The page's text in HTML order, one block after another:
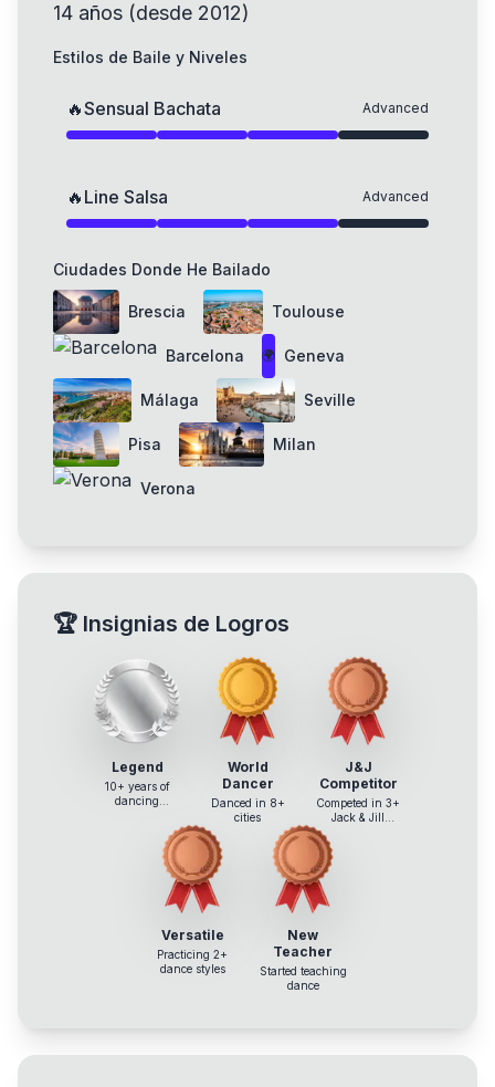
14 años (desde 2012)
Estilos de Baile y Niveles
🔥Sensual Bachata Advanced
🔥 Line Salsa Advanced
Ciudades Donde He Bailado
Brescia Toulouse
Barcelona 🌍 Geneva
Málaga Seville
Pisa Milan
Verona
🏆 Insignias de Logros
Legend
10+ years of
dancing
World
Dancer
Danced in 8+
cities
J&J
Competitor
Competed in 3+
Jack & Jill
Versatile
Practicing 2+
dance styles
New
Teacher
Started teaching
dance